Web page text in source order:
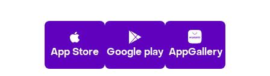
App Store Google play AppGallery